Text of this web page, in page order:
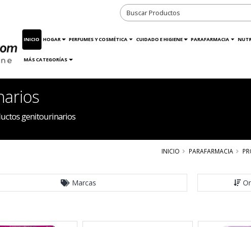
INICIO HOGAR PERFUMES Y COSMÉTICA CUIDADO E HIGIENE PARAFARMACIA
MÁS CATEGORÍAS
genitourinarios
INICIO PARAFARMACIA
Marcas